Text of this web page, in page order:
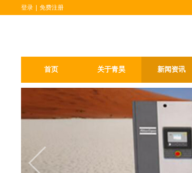
登录 免费注册
首页 关于青昊 新闻资讯